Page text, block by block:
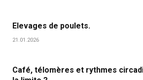
Elevages de poulets.
21.01.2026
Café, télomères et rythmes